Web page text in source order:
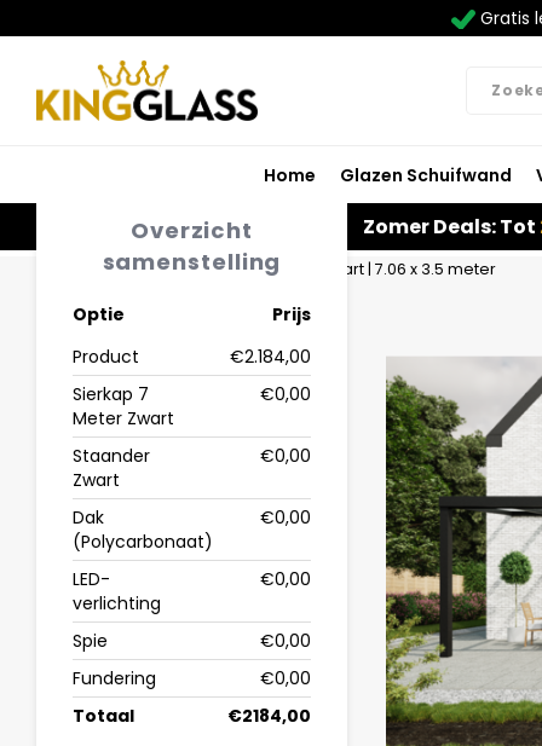
Gratis
Home Glazen Schuifwand
Zomer Deals: Tot
Veranda | Polycarbonaat | Zwart | 7.06 x 3.5 meter
Overzicht
samenstelling
Optie
Prijs
Product
€2.184,00
Sierkap 7
Meter Zwart
€0,00
Staander
Zwart
€0,00
Dak
(Polycarbonaat)
€0,00
LED-
verlichting
€0,00
Spie
€0,00
Fundering
€0,00
Totaal
€2184,00